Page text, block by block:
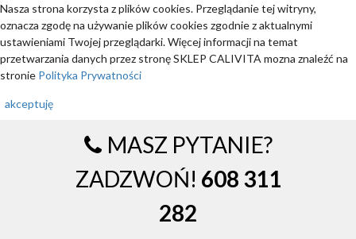
Nasza strona korzysta z plików cookies. Przeglądanie tej witryny,
oznacza zgodę na używanie plików cookies zgodnie z aktualnymi
ustawieniami Twojej przeglądarki. Więcej informacji na temat
przetwarzania danych przez stronę SKLEP CALIVITA mozna znaleźć na
stronie Polityka Prywatności
akceptuję
MASZ PYTANIE?
ZADZWOŃ! 608 311
282